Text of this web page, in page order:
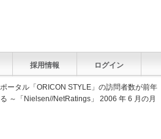
採用情報 ログイン
ータル「ORICON STYLE」の訪問者数が前年
～「Nielsen//NetRatings」 2006 年 6 月の月